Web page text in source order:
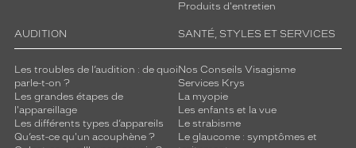
Produits d'entretien
AUDITION
Les troubles de l’audition : de quoi
parle-t-on ?
Les grandes étapes de
l'appareillage
Les différents types d’appareils
Qu’est-ce qu'un acouphène ?
SANTÉ, STYLES ET SERVICES
Nos Conseils Visagisme
Services Krys
La myopie
Les enfants et la vue
Le strabisme
Le glaucome : symptômes et